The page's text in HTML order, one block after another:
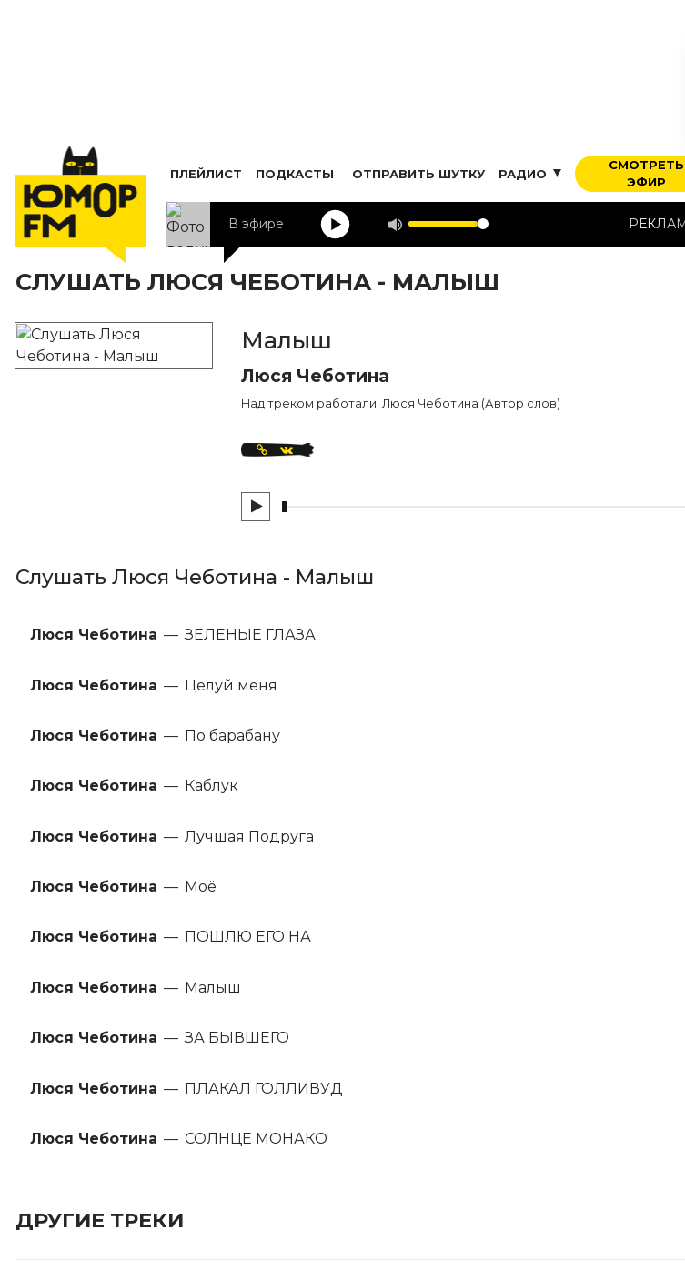
ПЛЕЙЛИСТ ПОДКАСТЫ ОТПРАВИТЬ ШУТКУ РАДИО
СМОТРЕТЬ
ЭФИР
В эфире РЕКЛАМА
СЛУШАТЬ ЛЮСЯ ЧЕБОТИНА - МАЛЫШ
Малыш
Люся Чеботина
Над треком работали: Люся Чеботина (Автор слов)
Слушать Люся Чеботина - Малыш
Люся Чеботина — ЗЕЛЕНЫЕ ГЛАЗА
Люся Чеботина — Целуй меня
Люся Чеботина — По барабану
Люся Чеботина — Каблук
Люся Чеботина — Лучшая Подруга
Люся Чеботина — Моё
Люся Чеботина — ПОШЛЮ ЕГО НА
Люся Чеботина — Малыш
Люся Чеботина — ЗА БЫВШЕГО
Люся Чеботина — ПЛАКАЛ ГОЛЛИВУД
Люся Чеботина — СОЛНЦЕ МОНАКО
ДРУГИЕ ТРЕКИ